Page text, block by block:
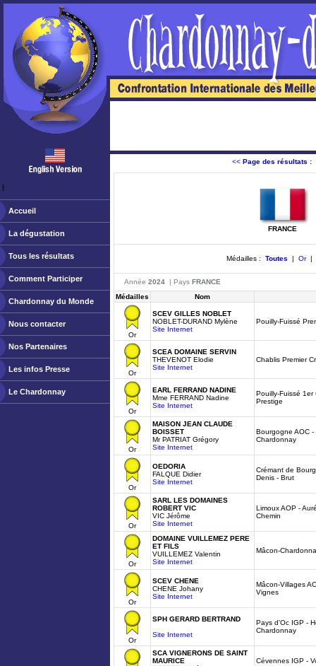
ￂﾠ
Accueil
La dégustation
Tous les résultats
Comment Participer
Chardonnay du Monde
Nous contacter
Nos Partenaires
Les infos Presse
Le Chardonnay
<< Page des résultats :
FRANCE
Médailles : Toutes | Or|
Année 2024 | Pays FRANCE
Médailles
Nom
Or
SCEV GILLES NOBLET
NOBLET-DURAND Mylène
Site Internet
Pouilly-Fuissé
Or
SCEA DOMAINE SERVIN
THEVENOT Elodie
Site Internet
Chablis Premier
Or
EARL FERRAND NADINE
Mme FERRAND Nadine
Site Internet
Pouilly-Fuissé 1er
Prestige
Or
MAISON JEAN CLAUDE
BOISSET
Mr PATRIAT Grégory
Site Internet
Bourgogne AOC -
Chardonnay
Or
OEDORIA
FALQUE Didier
Site Internet
Crémant de
Denis - Brut
Or
SARL LES DOMAINES
ROBERT VIC
VIC Jérôme
Site Internet
Limoux AOP -
Chemin
Or
DOMAINE VUILLEMEZ PERE
ET FILS
VUILLEMEZ Valentin
Site Internet
Mâcon-
Or
SCEV CHENE
CHENE Johany
Site Internet
Mâcon-Villages
Vignes
Or
SPH GERARD BERTRAND
Site Internet
Pays d'Oc IGP -
Chardonnay
SCA VIGNERONS DE SAINT
MAURICE
Cévennes IGP -